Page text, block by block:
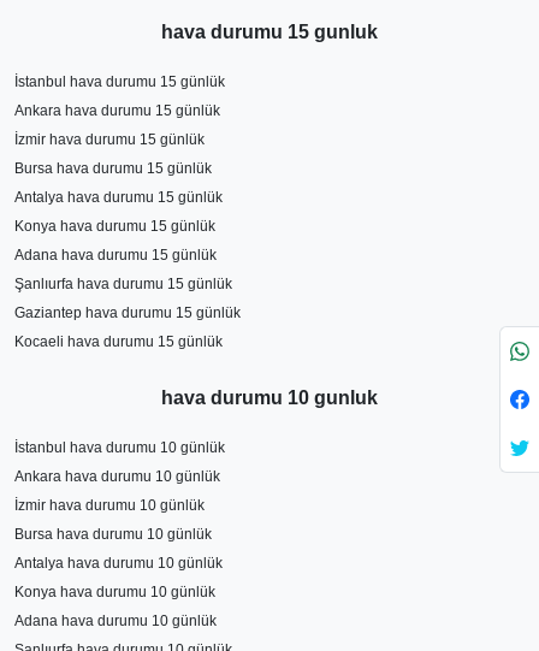
hava durumu 15 gunluk
İstanbul hava durumu 15 günlük
Ankara hava durumu 15 günlük
İzmir hava durumu 15 günlük
Bursa hava durumu 15 günlük
Antalya hava durumu 15 günlük
Konya hava durumu 15 günlük
Adana hava durumu 15 günlük
Şanlıurfa hava durumu 15 günlük
Gaziantep hava durumu 15 günlük
Kocaeli hava durumu 15 günlük
hava durumu 10 gunluk
İstanbul hava durumu 10 günlük
Ankara hava durumu 10 günlük
İzmir hava durumu 10 günlük
Bursa hava durumu 10 günlük
Antalya hava durumu 10 günlük
Konya hava durumu 10 günlük
Adana hava durumu 10 günlük